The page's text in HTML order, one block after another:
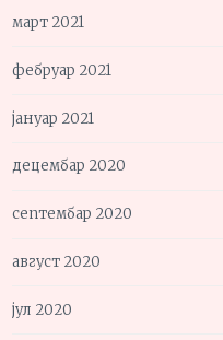
март 2021
фебруар 2021
јануар 2021
децембар 2020
септембар 2020
август 2020
јул 2020